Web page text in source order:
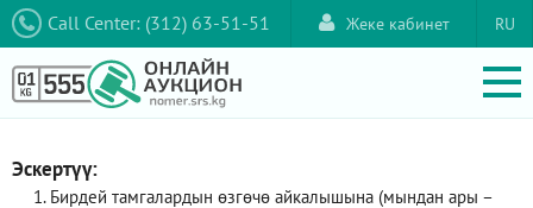
Call Center: (312) 63-51-51 RU
Жеке кабинет
Эскертүү:
Бирдей тамгалардын өзгөчө айкалышына (мындан ары –